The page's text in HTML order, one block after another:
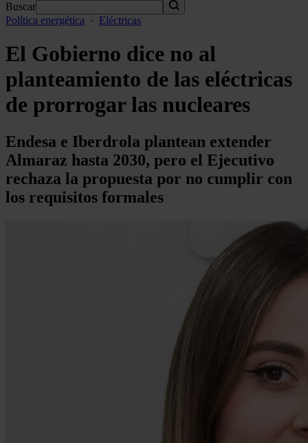
Buscar
Política energética
· Eléctricas
El Gobierno dice no al
planteamiento de las eléctricas
de prorrogar las nucleares
Endesa e Iberdrola plantean extender
Almaraz hasta 2030, pero el Ejecutivo
rechaza la propuesta por no cumplir con
los requisitos formales